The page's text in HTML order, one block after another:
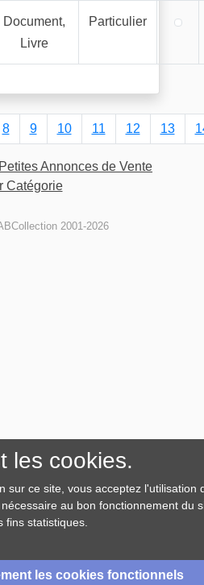
Document,
Livre
Particulier
8 9 10 11 12 13
Annonces de Vente
Catégorie
2001-2026
les cookies.
sur ce site, vous acceptez l'utilisation
au bon fonctionnement du
fins statistiques.
les cookies fonctionnels